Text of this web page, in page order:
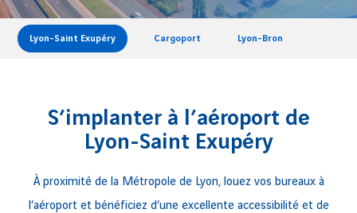
Lyon-Saint Exupéry Cargoport Lyon-Bron
S’implanter à l’aéroport de
Lyon-Saint Exupéry
À proximité de la Métropole de Lyon, louez vos bureaux à
l’aéroport et bénéficiez d’une excellente accessibilité et de